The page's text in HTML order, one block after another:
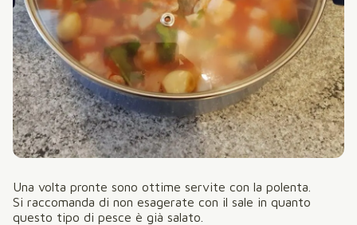
Una volta pronte sono ottime servite con la polenta.
Si raccomanda di non esagerate con il sale in quanto
questo tipo di pesce è già salato.